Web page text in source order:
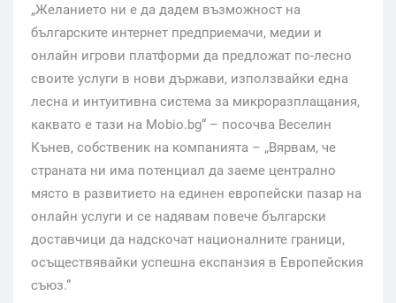
„Желанието ни е да дадем възможност на
българските интернет предприемачи, медии и
онлайн игрови платформи да предложат по-лесно
своите услуги в нови държави, използвайки една
лесна и интуитивна система за микроразплащания,
каквато е тази на Mobio.bg“ – посочва Веселин
Кънев, собственик на компанията – „Вярвам, че
страната ни има потенциал да заеме централно
място в развитието на единен европейски пазар на
онлайн услуги и се надявам повече български
доставчици да надскочат националните граници,
осъществявайки успешна експанзия в Европейския
съюз.“